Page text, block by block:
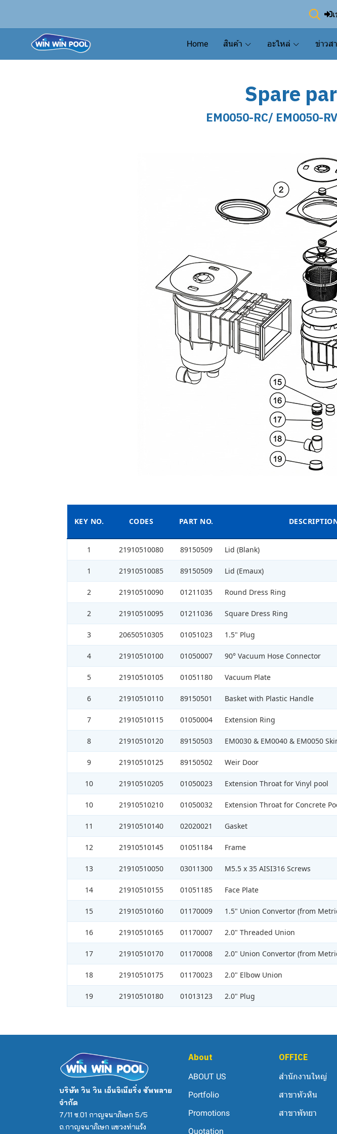
Home สินค้า อะไหล่ ข่าวส
Spare
EM0050-RC/ EM0050-
KEY NO. CODES PART NO.
1 21910510080 89150509 Lid (Blank)
1 21910510085 89150509 Lid (Emaux)
2 21910510090 01211035 Round Dress Ring
2 21910510095 01211036 Square Dress Ring
3 20650510305 01051023 1.5" Plug
4 21910510100 01050007 90° Vacuum Hose Connector
5 21910510105 01051180 Vacuum Plate
6 21910510110 89150501 Basket with Plastic Handle
7 21910510115 01050004 Extension Ring
8 21910510120 89150503 EM0030 & EM0040 & EM0050
9 21910510125 89150502 Weir Door
10 21910510205 01050023 Extension Throat for Vinyl pool
10 21910510210 01050032 Extension Throat for Concrete
11 21910510140 02020021 Gasket
12 21910510145 01051184 Frame
13 21910510050 03011300 M5.5 x 35 AISI316 Screws
14 21910510155 01051185 Face Plate
15 21910510160 01170009 1.5" Union Convertor (from
16 21910510165 01170007 2.0" Threaded Union
17 21910510170 01170008 2.0" Union Convertor (from
18 21910510175 01170023 2.0" Elbow Union
19 21910510180 01013123 2.0" Plug
บริษัท วิน วิน เอ็นจิเนียริ่ง ซัพพลาย
จำกัด
7/11 ซ.01 กาญจนาภิเษก 5/5
ถ.กาญจนาภิเษก แขวงท่าแร้ง
About
ABOUT US
Portfolio
Promotions
Quotation
OFFICE
สำนักงานใหญ่
สาขาหัวหิน
สาขาพัทยา